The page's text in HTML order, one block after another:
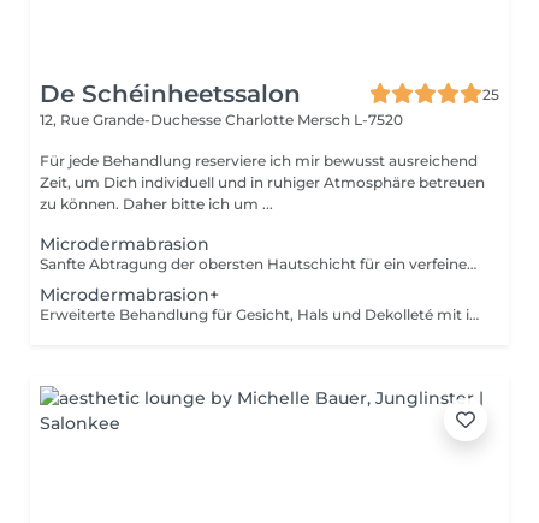
De Schéinheetssalon
25
12, Rue Grande-Duchesse Charlotte Mersch L-7520
Für jede Behandlung reserviere ich mir bewusst ausreichend
Zeit, um Dich individuell und in ruhiger Atmosphäre betreuen
zu können. Daher bitte ich um ...
Microdermabrasion
Sanfte Abtragung der obersten Hautschicht für ein verfeinertes, ebenmäßiges Hautbild und mehr Strahlkraft. Ohne Massage und Ausreinigung. Eine Kur (5+1 gratis) möglich, diese wird individuell auf dein Hautbild abgestimmt. Intervalle und Details besprechen wir persönlich vor Ort, um optimale Ergebnisse zu erzielen.
Microdermabrasion+
Erweiterte Behandlung für Gesicht, Hals und Dekolleté mit intensiver Pflege. Wahlweise mit Ausreinigung oder Massage für ein sichtbar glatteres Hautbild. Eine Kur (5+1 gratis) möglich, diese wird individuell auf dein Hautbild abgestimmt Intervalle und Details besprechen wir persönlich vor Ort, um optimale Ergebnisse zu erzielen